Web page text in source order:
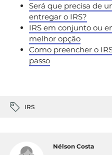
Será que precisa de
entregar o IRS?
IRS em conjunto ou
melhor opção
Como preencher o
passo
IRS
Nélson Costa